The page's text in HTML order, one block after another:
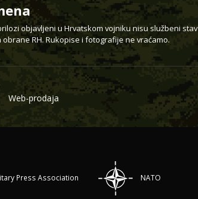
objavljeni u Hrvatskom vojniku nisu službeni stav
RH. Rukopise i fotografije ne vraćamo.
Web-prodaja
Press Association NATO